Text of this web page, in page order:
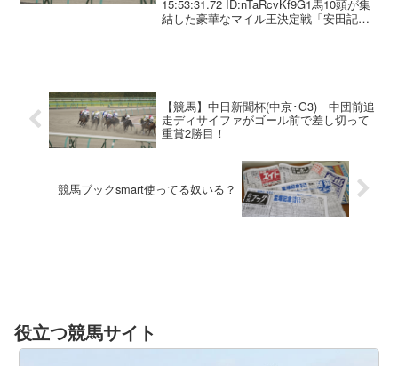
15:53:31.72 ID:nTaRcvKf9G1馬10頭が集
結した豪華なマイル王決定戦「安田記
【競馬】中日新聞杯(中京･G3) 中団前追
走ディサイファがゴール前で差し切って
重賞2勝目！
競馬ブックsmart使ってる奴いる？
役立つ競馬サイト